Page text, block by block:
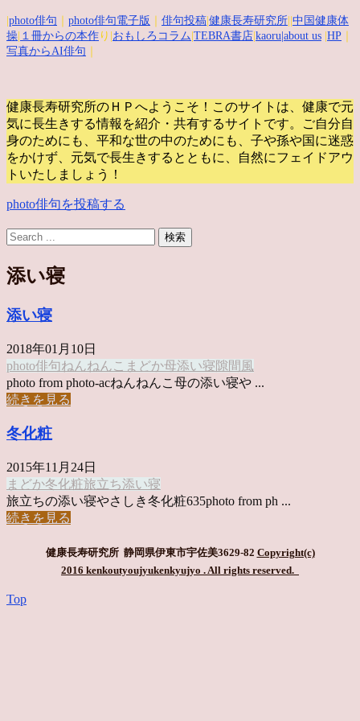
photo俳句 photo俳句電子版 俳句投稿 健康長寿研究所 中国健康体
操 １冊からの本作 り| おもしろコラム TEBRA書店 kaoru |about us HP
写真からAI俳句
健康長寿研究所のＨＰへようこそ！このサイトは、健康で元
気に長生きする情報を紹介・共有するサイトです。
ご自分自
身のためにも、平和な世の中のためにも、子や孫や国に迷惑
をかけず、元気で長生きするとともに、自然にフェイドアウ
トいたしましょう！
photo俳句を投稿する
添い寝
添い寝
2018年01月10日
photo俳句ねんねんこ まどか母添い寝隙間風
photo from photo-acねんねんこ母の添い寝や ...
続きを見る
冬化粧
2015年11月24日
まどか冬化粧旅立ち添い寝
旅立ちの添い寝やさしき冬化粧635photo from ph ...
続きを見る
健康長寿研究所 静岡県伊東市宇佐美3629-82 Copyright(c)
2016 kenkoutyoujyukenkyujyo . All rights reserved.
Top